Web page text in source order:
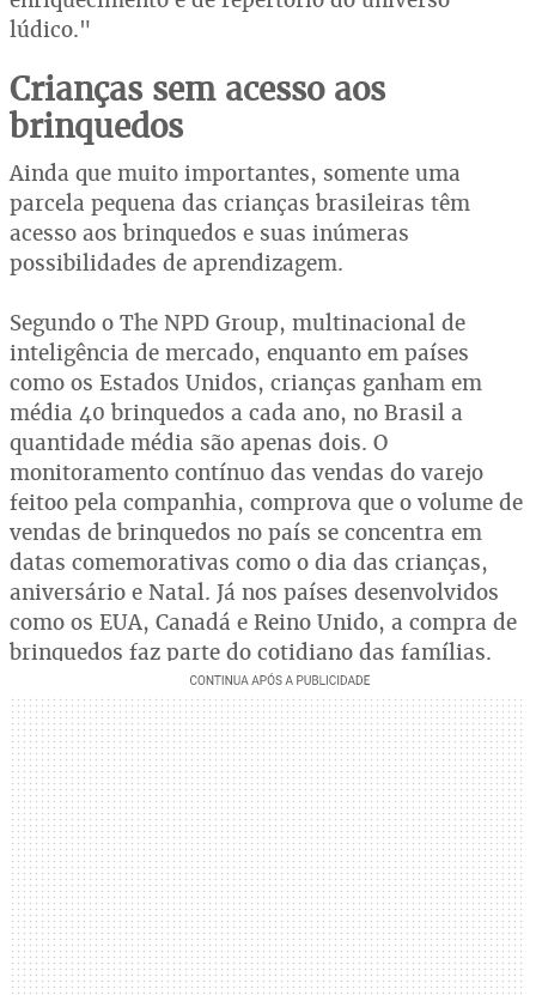
lúdico."
Crianças sem acesso aos
brinquedos
Ainda que muito importantes, somente uma
parcela pequena das crianças brasileiras têm
acesso aos brinquedos e suas inúmeras
possibilidades de aprendizagem.
Segundo o The NPD Group, multinacional de
inteligência de mercado, enquanto em países
como os Estados Unidos, crianças ganham em
média 40 brinquedos a cada ano, no Brasil a
quantidade média são apenas dois. O
monitoramento contínuo das vendas do varejo
feitoo pela companhia, comprova que o volume de
vendas de brinquedos no país se concentra em
datas comemorativas como o dia das crianças,
aniversário e Natal. Já nos países desenvolvidos
como os EUA, Canadá e Reino Unido, a compra de
brinquedos faz parte do cotidiano das famílias.